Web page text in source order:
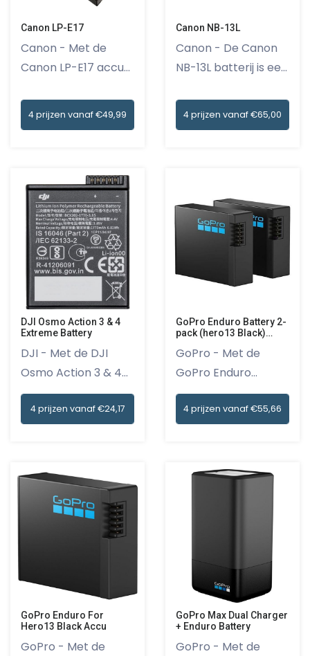
Canon LP-E17
Canon - Met de
Canon LP-E17 accu
4 prijzen vanaf €49,99
Canon NB-13L
Canon - De Canon
NB-13L batterij is een
4 prijzen vanaf €65,00
DJI Osmo Action 3 & 4
Extreme Battery
DJI - Met de DJI
Osmo Action 3 & 4
Extreme...
4 prijzen vanaf €24,17
GoPro Enduro Battery 2-
pack (hero13 Black)
GoPro - Met de
GoPro Enduro
Battery 2-pack...
4 prijzen vanaf €55,66
GoPro Enduro For
Hero13 Black Accu
GoPro - Met de
GoPro Max Dual Charger
+ Enduro Battery
GoPro - Met de